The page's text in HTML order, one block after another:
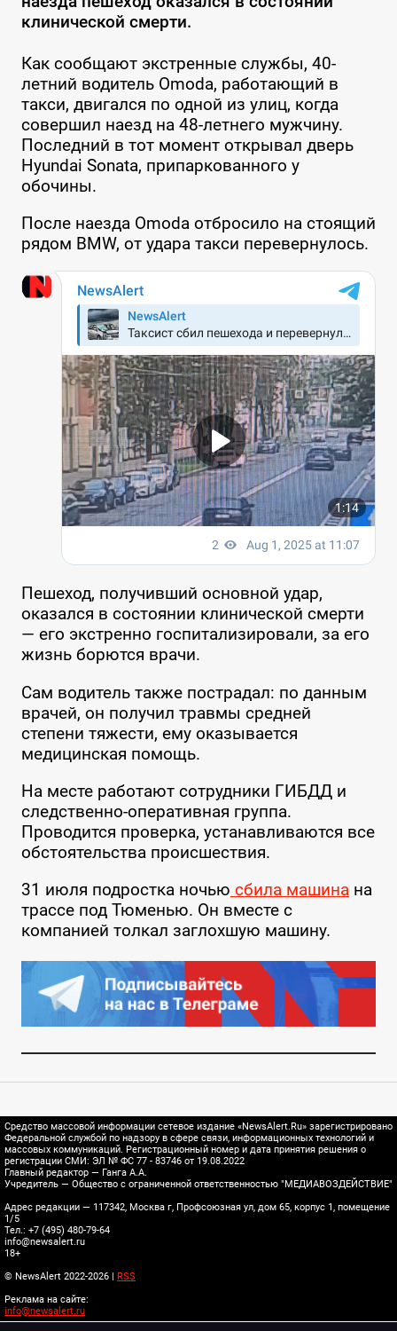
клинической смерти.
Как сообщают экстренные службы, 40-
летний водитель Omoda, работающий в
такси, двигался по одной из улиц, когда
совершил наезд на 48-летнего мужчину.
Последний в тот момент открывал дверь
Hyundai Sonata, припаркованного у
обочины.
После наезда Omoda отбросило на стоящий
рядом BMW, от удара такси перевернулось.
Пешеход, получивший основной удар,
оказался в состоянии клинической смерти
— его экстренно госпитализировали, за его
жизнь борются врачи.
Сам водитель также пострадал: по данным
врачей, он получил травмы средней
степени тяжести, ему оказывается
медицинская помощь.
На месте работают сотрудники ГИБДД и
следственно-оперативная группа.
Проводится проверка, устанавливаются все
обстоятельства происшествия.
31 июля подростка ночью сбила машинана
трассе под Тюменью. Он вместе с
компанией толкал заглохшую машину.
Средство массовой информации сетевое издание «NewsAlert.Ru» зарегистрировано
Федеральной службой по надзору в сфере связи, информационных технологий и
массовых коммуникаций. Регистрационный номер и дата принятия решения о
регистрации СМИ: ЭЛ № ФС 77 - 83746 от 19.08.2022
Главный редактор — Ганга А.А.
Учредитель — Общество с ограниченной ответственностью "МЕДИАВОЗДЕЙСТВИЕ"
Адрес редакции — 117342, Москва г, Профсоюзная ул, дом 65, корпус 1, помещение
1/5
Тел.: +7 (495) 480-79-64
info@newsalert.ru
18+
© NewsAlert 2022-2026 |
RSS
Реклама на сайте:
info@newsalert.ru